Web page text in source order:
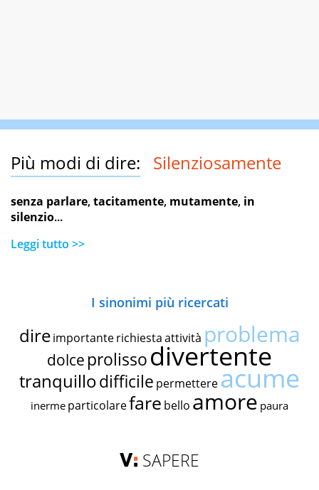
Più modi di dire: Silenziosamente
senza parlare,tacitamente, mutamente, in
silenzio...
Leggi tutto >>
I sinonimi più ricercati
dire importante richiestaattività problema
dolce prolissodivertente
tranquillodifficile permettereacume
inerme particolarefare bello amore paura
SAPERE